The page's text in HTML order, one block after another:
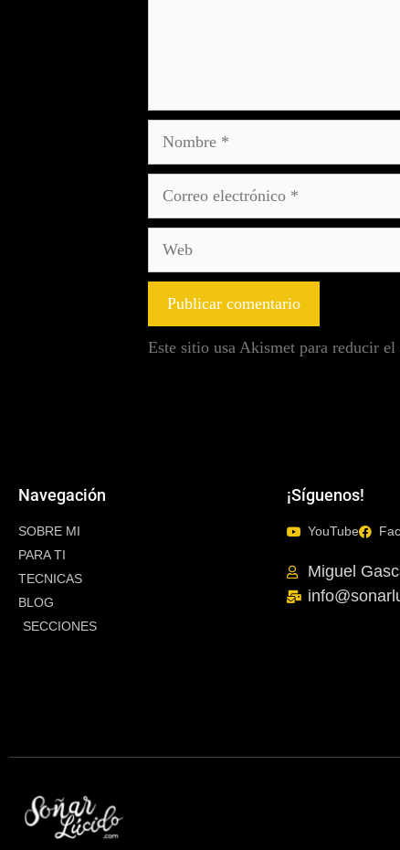
Este sitio usa Akismet para reducir el
Navegación
SOBRE MI
PARA TI
TECNICAS
BLOG
SECCIONES
¡Síguenos!
YouTube
Miguel